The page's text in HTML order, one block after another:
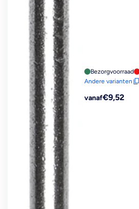
Bezorgvoorraad
Andere varianten
Reguliere
vanaf€9,52